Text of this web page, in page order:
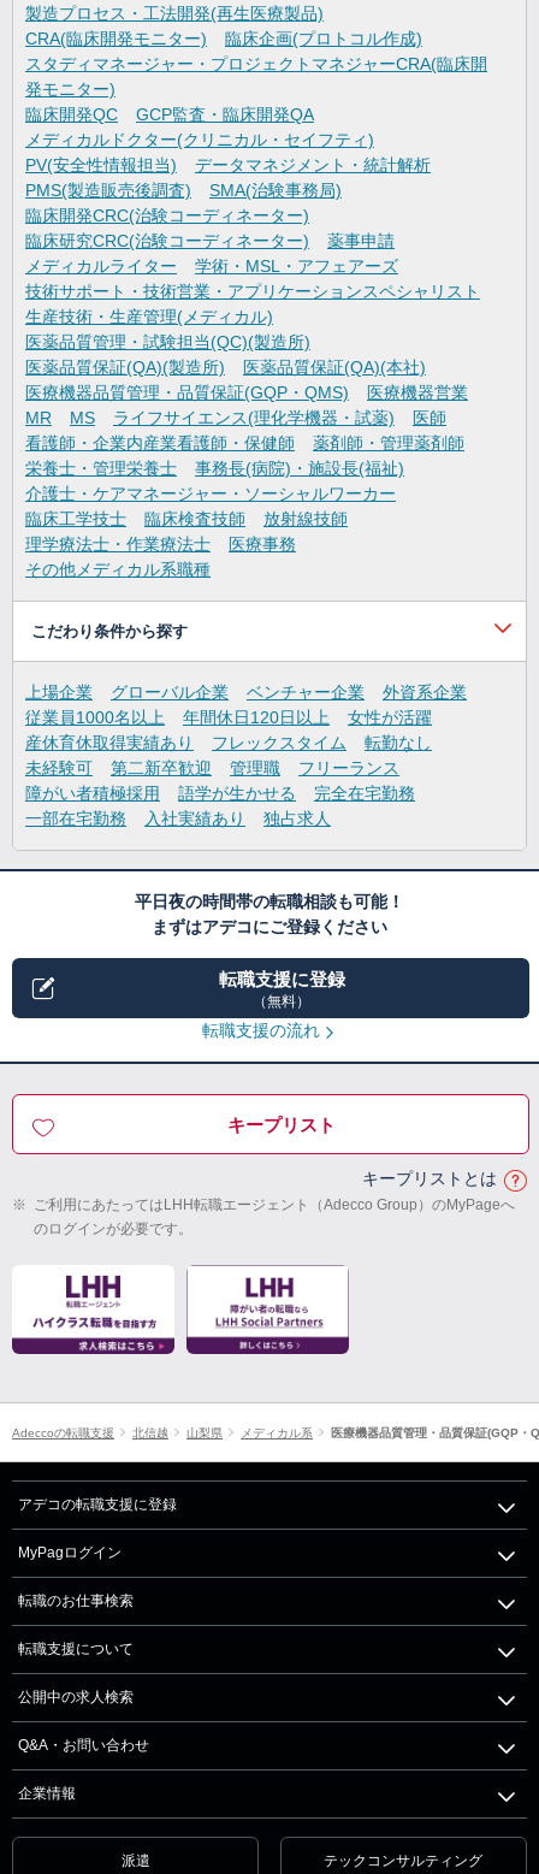
製造プロセス・工法開発(再生医療製品)
CRA(臨床開発モニター)
臨床企画(プロトコル作成)
スタディマネージャー・プロジェクトマネジャーCRA(臨床開
発モニター)
臨床開発QC
GCP監査・臨床開発QA
メディカルドクター(クリニカル・セイフティ)
PV(安全性情報担当)
データマネジメント・統計解析
PMS(製造販売後調査)
SMA(治験事務局)
臨床開発CRC(治験コーディネーター)
臨床研究CRC(治験コーディネーター)
薬事申請
メディカルライター
学術・MSL・アフェアーズ
技術サポート・技術営業・アプリケーションスペシャリスト
生産技術・生産管理(メディカル)
医薬品質管理・試験担当(QC)(製造所)
医薬品質保証(QA)(製造所)
医薬品質保証(QA)(本社)
医療機器品質管理・品質保証(GQP・QMS)
医療機器営業
MR
MS ライフサイエンス(理化学機器・試薬)
医師
看護師・企業内産業看護師・保健師
薬剤師・管理薬剤師
栄養士・管理栄養士
事務長(病院)・施設長(福祉)
介護士・ケアマネージャー・ソーシャルワーカー
臨床工学技士
臨床検査技師
放射線技師
理学療法士・作業療法士
医療事務
その他メディカル系職種
こだわり条件から探す
上場企業 グローバル企業 ベンチャー企業
外資系企業
従業員1000名以上
年間休日120日以上
女性が活躍
産休育休取得実績あり
フレックスタイム
転勤なし
未経験可
第二新卒歓迎 管理職
フリーランス
障がい者積極採用
語学が生かせる
完全在宅勤務
一部在宅勤務
入社実績あり 独占求人
平日夜の時間帯の転職相談も可能！
まずはアデコにご登録ください
転職支援に登録
（無料）
転職支援の流れ
キープリスト
キープリストとは
※ ご利用にあたってはLHH転職エージェント（Adecco Group）のMyPageへ
のログインが必要です。
Adeccoの転職支援 北信越 山梨県 メディカル系 医療機器品質管理・品質保証(GQP・
アデコの転職支援に登録
MyPagログイン
転職のお仕事検索
転職支援について
公開中の求人検索
Q&A・お問い合わせ
企業情報
派遣 テックコンサルティング